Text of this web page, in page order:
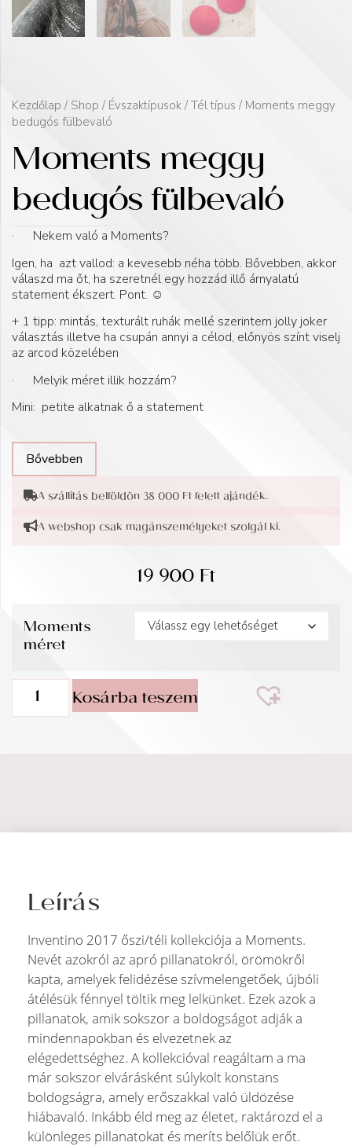
Kezdőlap / Shop / Évszaktípusok / Tél típus / Moments meggy
bedugós fülbevaló
Moments meggy
bedugós fülbevaló
· Nekem való a Moments?
Igen, ha azt vallod: a kevesebb néha több. Bővebben, akkor
válaszd ma őt, ha szeretnél egy hozzád illő árnyalatú
statement ékszert. Pont. ☺️
+ 1 tipp: mintás, texturált ruhák mellé szerintem jolly joker
választás illetve ha csupán annyi a célod, előnyös színt viselj
az arcod közelében
· Melyik méret illik hozzám?
Mini: petite alkatnak ő a statement
Bővebben
A szállítás belföldön 38 000 Ft felett ajándék.
A webshop csak magánszemélyeket szolgál ki.
19 900Ft
Moments
méret
Kosárba teszem
Leírás
Inventino 2017 őszi/téli kollekciója a Moments.
Nevét azokról az apró pillanatokról, örömökről
kapta, amelyek felidézése szívmelengetőek, újbóli
átélésük fénnyel töltik meg lelkünket. Ezek azok a
pillanatok, amik sokszor a boldogságot adják a
mindennapokban és elvezetnek az
elégedettséghez. A kollekcióval reagáltam a ma
már sokszor elvárásként súlykolt konstans
boldogságra, amely erőszakkal való üldözése
hiábavaló. Inkább éld meg az életet, raktározd el a
különleges pillanatokat és meríts belőlük erőt.